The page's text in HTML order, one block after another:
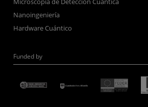
Nanoingeniería
Hardware Cuántico
Funded by